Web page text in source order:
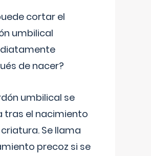
cortar el
umbilical
de nacer?
umbilical se
tras el nacimiento
Se llama
precoz si se